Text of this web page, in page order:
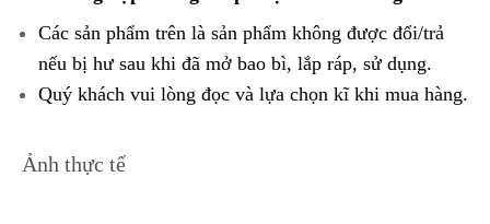
Các sản phẩm trên là sản phẩm không được đổi/trả
nếu bị hư sau khi đã mở bao bì, lắp ráp, sử dụng.
Quý khách vui lòng đọc và lựa chọn kĩ khi mua hàng.
Ảnh thực tế